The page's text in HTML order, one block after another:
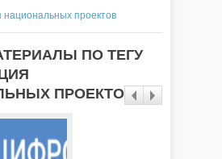
национальных проектов
ПО ТЕГУ
ПРОЕКТОВ"